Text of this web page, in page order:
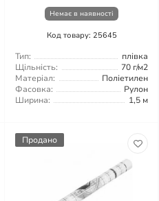
Немає в наявності
Код товару: 25645
Тип:
плівка
Щільність:
70 г/м2
Матеріал:
Поліетилен
Фасовка:
Рулон
Ширина:
1,5 м
Продано